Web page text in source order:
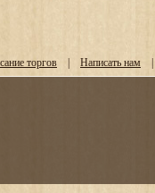
торгов | Написать нам |